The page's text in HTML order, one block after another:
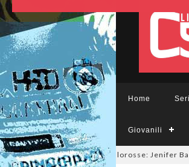
Home
Giovanili
#futsalmercato a tinte giallorosse: Jenifer